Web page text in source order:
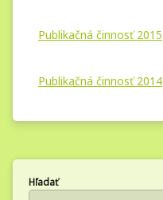
Publikačná činnosť 2015
Publikačná činnosť 2014
Hľadať